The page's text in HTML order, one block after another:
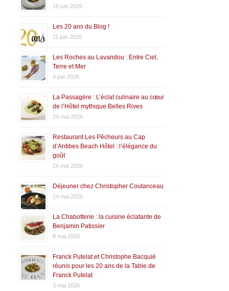
16 juin 2026
Les 20 ans du Blog !
11 juin 2026
Les Roches au Lavandou : Entre Ciel,
Terre et Mer
4 juin 2026
La Passagère : L’éclat culinaire au cœur
de l’Hôtel mythique Belles Rives
29 mai 2026
Restaurant Les Pêcheurs au Cap
d’Antibes Beach Hôtel : l’élégance du
goût
26 mai 2026
Déjeuner chez Christopher Coutanceau
14 mai 2026
La Chabotterie : la cuisine éclatante de
Benjamin Patissier
8 mai 2026
Franck Putelat et Christophe Bacquié
réunis pour les 20 ans de la Table de
Franck Putelat
3 mai 2026